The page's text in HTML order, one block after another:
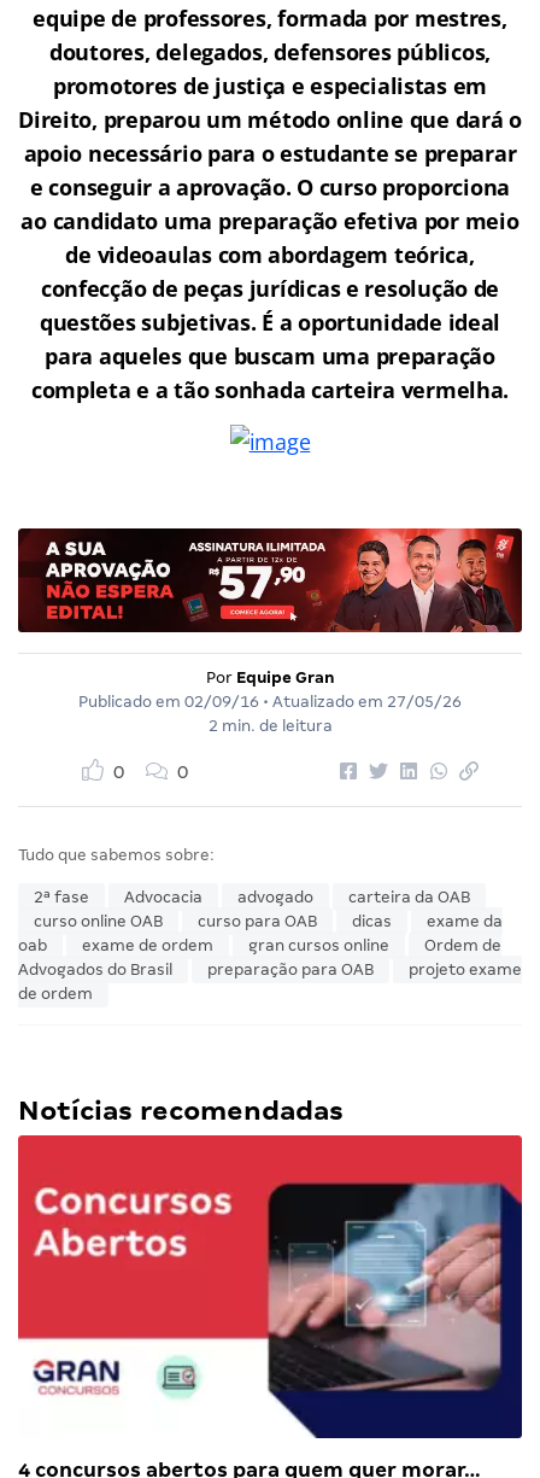
equipe de professores, formada por mestres,
doutores, delegados, defensores públicos,
promotores de justiça e especialistas em
Direito, preparou um método online que dará o
apoio necessário para o estudante se preparar
e conseguir a aprovação. O curso proporciona
ao candidato uma preparação efetiva por meio
de videoaulas com abordagem teórica,
confecção de peças jurídicas e resolução de
questões subjetivas. É a oportunidade ideal
para aqueles que buscam uma preparação
completa e a tão sonhada carteira vermelha.
Por Equipe Gran
Publicado em 02/09/16 • Atualizado em 27/05/26
2 min. de leitura
0 0
Tudo que sabemos sobre:
2ª fase Advocacia advogado
carteira da OAB
curso online OAB
curso para OAB dicas
exame da
oab
exame de ordem gran cursos online
Ordem de
Advogados do Brasil
preparação para OAB
projeto exame
de ordem
Notícias recomendadas
4 concursos abertos para quem quer morar…